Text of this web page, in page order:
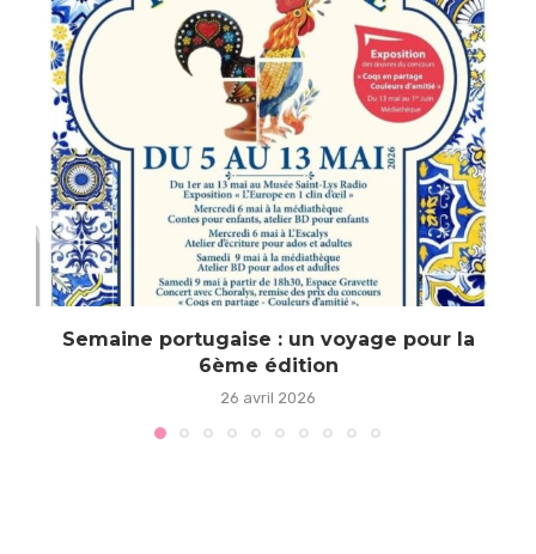
Semaine portugaise : un voyage pour la
6ème édition
26 avril 2026